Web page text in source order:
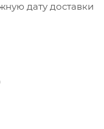
дату доставки